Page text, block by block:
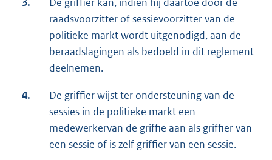
raadsvoorzitter of sessievoorzitter van de
politieke markt wordt uitgenodigd, aan de
beraadslagingen als bedoeld in dit reglement
deelnemen.
4.
De griffier wijst ter ondersteuning van de
sessies in de politieke markt een
medewerkervan de griffie aan als griffier van
een sessie of is zelf griffier van een sessie.